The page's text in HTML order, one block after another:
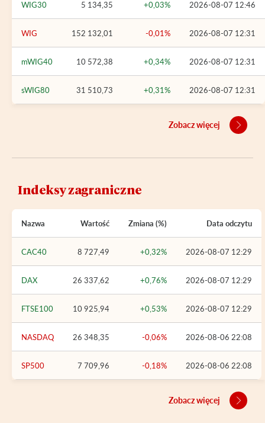
WIG30 5 134,35 +0,03% 2026-08-07 12:46
WIG 152 132,01 -0,01% 2026-08-07 12:31
mWIG40 10 572,38 +0,34% 2026-08-07 12:31
sWIG80 31 510,73 +0,31% 2026-08-07 12:31
Zobacz więcej
Indeksy zagraniczne
Nazwa Wartość Zmiana (%) Data odczytu
CAC40 8 727,49 +0,32% 2026-08-07 12:29
DAX 26 337,62 +0,76% 2026-08-07 12:29
FTSE100 10 925,94 +0,53% 2026-08-07 12:29
NASDAQ 26 348,35 -0,06% 2026-08-06 22:08
SP500 7 709,96 -0,18% 2026-08-06 22:08
Zobacz więcej